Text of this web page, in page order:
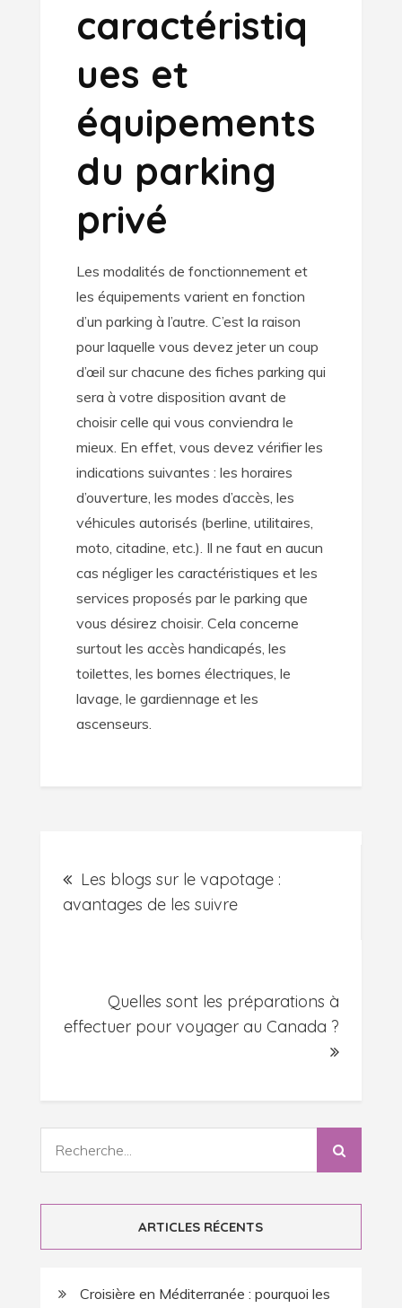
caractéristiq
ues et
équipements
du parking
privé
Les modalités de fonctionnement et
les équipements varient en fonction
d’un parking à l’autre. C’est la raison
pour laquelle vous devez jeter un coup
d’œil sur chacune des fiches parking qui
sera à votre disposition avant de
choisir celle qui vous conviendra le
mieux. En effet, vous devez vérifier les
indications suivantes : les horaires
d’ouverture, les modes d’accès, les
véhicules autorisés (berline, utilitaires,
moto, citadine, etc.). Il ne faut en aucun
cas négliger les caractéristiques et les
services proposés par le parking que
vous désirez choisir. Cela concerne
surtout les accès handicapés, les
toilettes, les bornes électriques, le
lavage, le gardiennage et les
ascenseurs.
deLes blogs sur le vapotage :
avantages de les suivre
Quelles sont les préparations à
effectuer pour voyager au Canada ?
ARTICLES RÉCENTS
Croisière en Méditerranée : pourquoi les